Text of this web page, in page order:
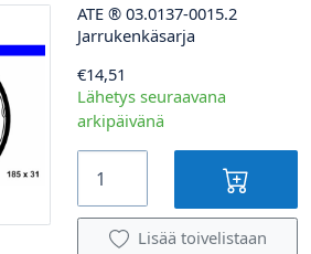
ATE ® 03.0137-0015.2
Jarrukenkäsarja
€14,51
Lähetys seuraavana
arkipäivänä
Lisää toivelistaan